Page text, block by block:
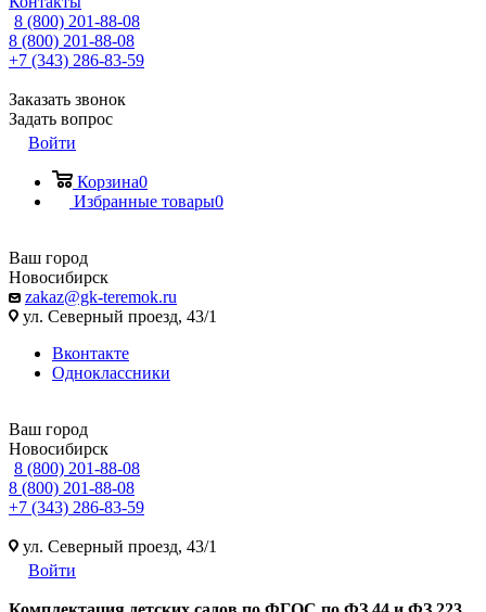
8 (800) 201-88-08
8 (800) 201-88-08
+7 (343) 286-83-59
Заказать звонок
Задать вопрос
Войти
Корзина0
Избранные товары0
Ваш город
Новосибирск
zakaz@gk-teremok.ru
ул. Северный проезд, 43/1
Вконтакте
Одноклассники
Ваш город
Новосибирск
8 (800) 201-88-08
8 (800) 201-88-08
+7 (343) 286-83-59
ул. Северный проезд, 43/1
Войти